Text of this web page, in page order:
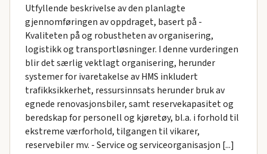
Utfyllende beskrivelse av den planlagte
gjennomføringen av oppdraget, basert på -
Kvaliteten på og robustheten av organisering,
logistikk og transportløsninger. I denne vurderingen
blir det særlig vektlagt organisering, herunder
systemer for ivaretakelse av HMS inkludert
trafikksikkerhet, ressursinnsats herunder bruk av
egnede renovasjonsbiler, samt reservekapasitet og
beredskap for personell og kjøretøy, bl.a. i forhold til
ekstreme værforhold, tilgangen til vikarer,
reservebiler mv. - Service og serviceorganisasjon [...]